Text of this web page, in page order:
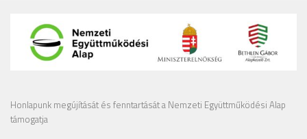
Honlapunk megújítását és fenntartását a Nemzeti Együttműködési Alap
támogatja